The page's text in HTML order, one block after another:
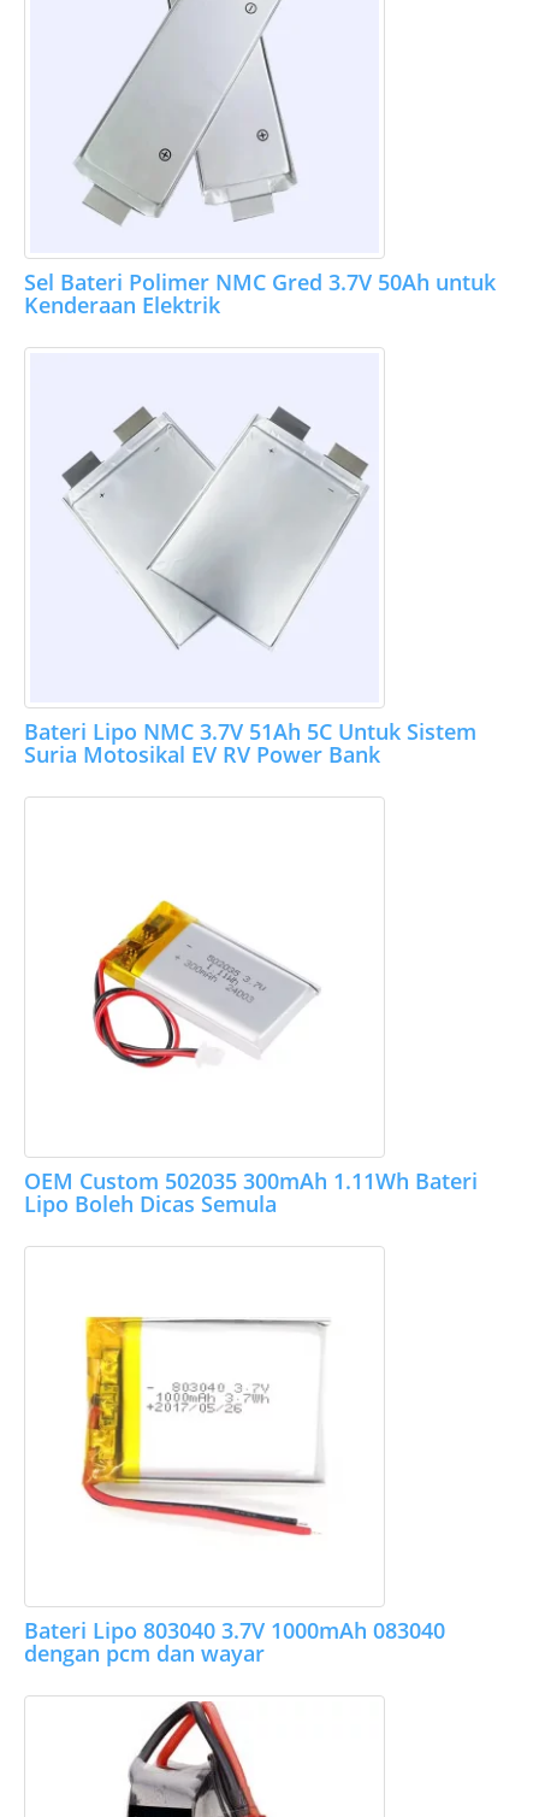
Sel Bateri Polimer NMC Gred 3.7V 50Ah untuk
Kenderaan Elektrik
Bateri Lipo NMC 3.7V 51Ah 5C Untuk Sistem
Suria Motosikal EV RV Power Bank
OEM Custom 502035 300mAh 1.11Wh Bateri
Lipo Boleh Dicas Semula
Bateri Lipo 803040 3.7V 1000mAh 083040
dengan pcm dan wayar